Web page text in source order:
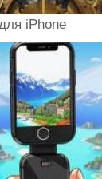
iPhone